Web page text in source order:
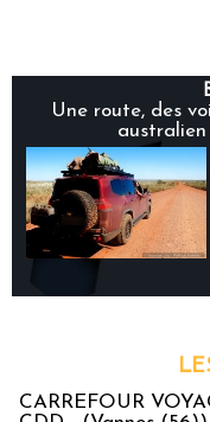
Une route, des
CARREFOUR